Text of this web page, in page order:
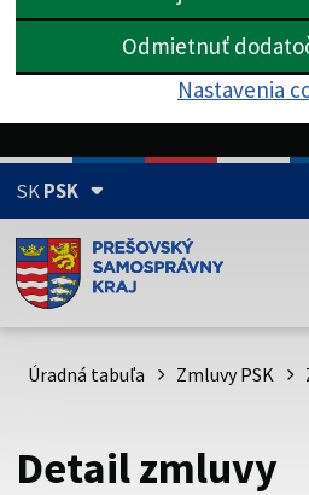
Odmietnuť
Nastavenia
SKPSK
Doména psk.sk je oficiálna
Toto je oficiálna webová stránka
psk.sk.
Buďte pozorní a vždy sa uistite,
Úradná tabuľa Zmluvy PSK
Detail zmluvy